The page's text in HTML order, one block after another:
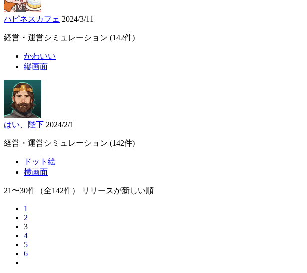
ハピネスカフェ 2024/3/11
経営・運営シミュレーション (142件)
かわいい
縦画面
はい、陛下 2024/2/1
経営・運営シミュレーション (142件)
ドット絵
横画面
21〜30件 （全142件） リリースが新しい順
1
2
3
4
5
6